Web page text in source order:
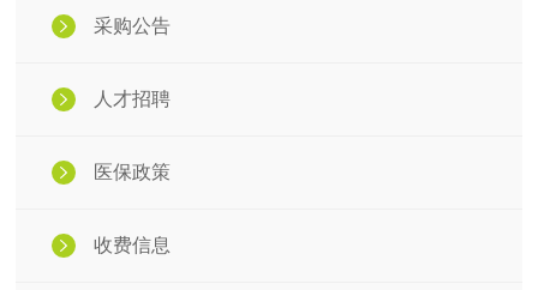
采购公告
人才招聘
医保政策
收费信息